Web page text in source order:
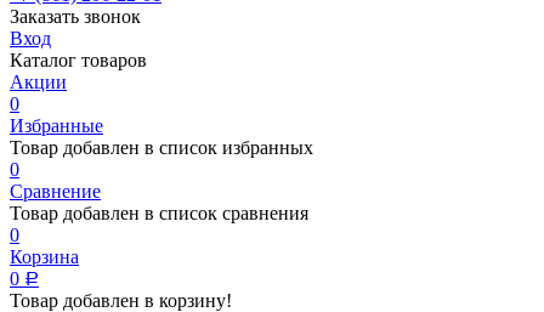
Заказать звонок
Вход
Каталог товаров
Акции
0
Избранные
Товар добавлен в список избранных
0
Сравнение
Товар добавлен в список сравнения
0
Корзина
0 Р
Товар добавлен в корзину!